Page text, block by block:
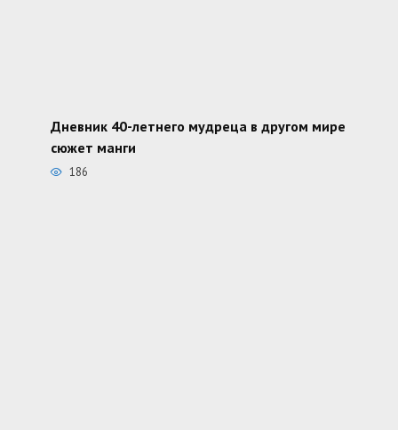
Дневник 40-летнего мудреца в другом мире
сюжет манги
186